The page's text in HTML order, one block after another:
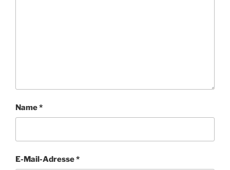
Name*
E-Mail-Adresse*